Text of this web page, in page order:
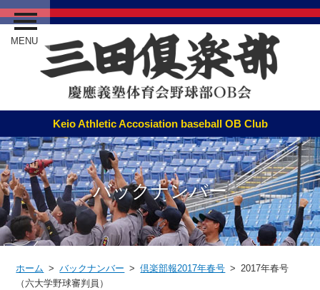
MENU
バックナンバー
ホーム >バックナンバー >倶楽部報2017年春号 > 2017年春号
（六大学野球審判員）